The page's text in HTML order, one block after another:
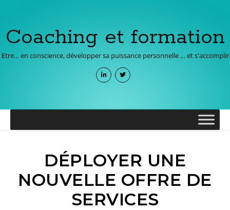
Coaching et formation
Etre… en conscience, développer sa puissance personnelle … et s'accomplir
DÉPLOYER UNE
NOUVELLE OFFRE DE
SERVICES